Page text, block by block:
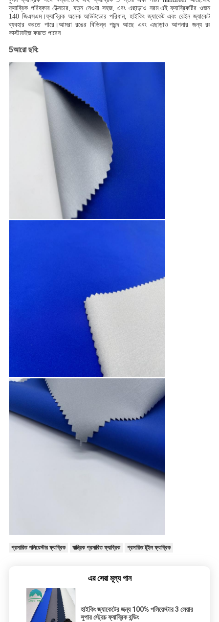
ফ্যাব্রিক পরিষ্কার টেক্সচার, যত্ন নেওয়া সহজ, এবং এছাড়াও নরম.এই ফ্যাব্রিকটির ওজন
140 জিএসএম।ফ্যাব্রিক অনেক আউটডোর পরিধান, হাইকিং জ্যাকেট এবং রেইন জ্যাকেট
ব্যবহার করতে পারে।আমরা রঙের বিভিন্ন পছন্দ আছে এবং এছাড়াও আপনার জন্য রং
কাস্টমাইজ করতে পারেন.
5আরো ছবি:
প্রসারিত পলিয়েস্টার ফ্যাব্রিক যান্ত্রিক প্রসারিত ফ্যাব্রিক প্রসারিত টুইল ফ্যাব্রিক
এর সেরা মূল্য পান
হাইকিং জ্যাকেটের জন্য 100% পলিয়েস্টার 3 লেয়ার
সুপার স্ট্রেচ ফ্যাব্রিক বন্ডিং